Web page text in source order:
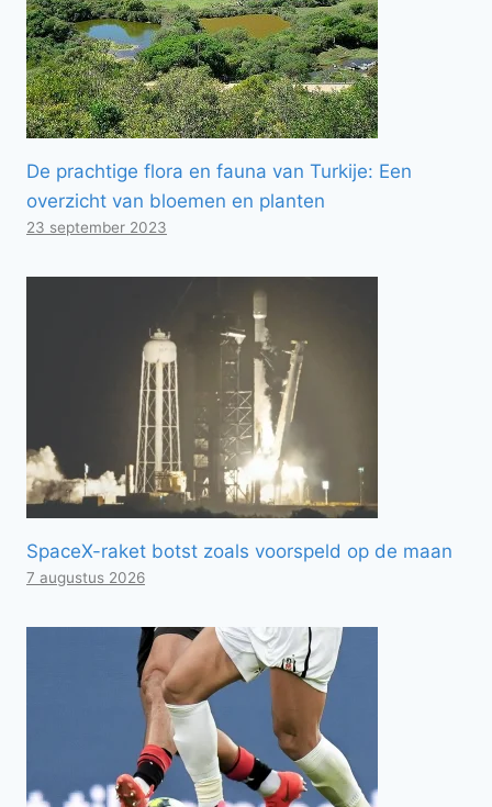
De prachtige flora en fauna van Turkije: Een
overzicht van bloemen en planten
23 september 2023
SpaceX-raket botst zoals voorspeld op de maan
7 augustus 2026